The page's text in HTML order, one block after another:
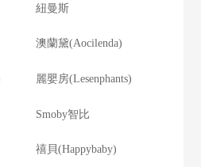
紐曼斯
澳蘭黛(Aocilenda)
麗嬰房(Lesenphants)
Smoby智比
禧貝(Happybaby)